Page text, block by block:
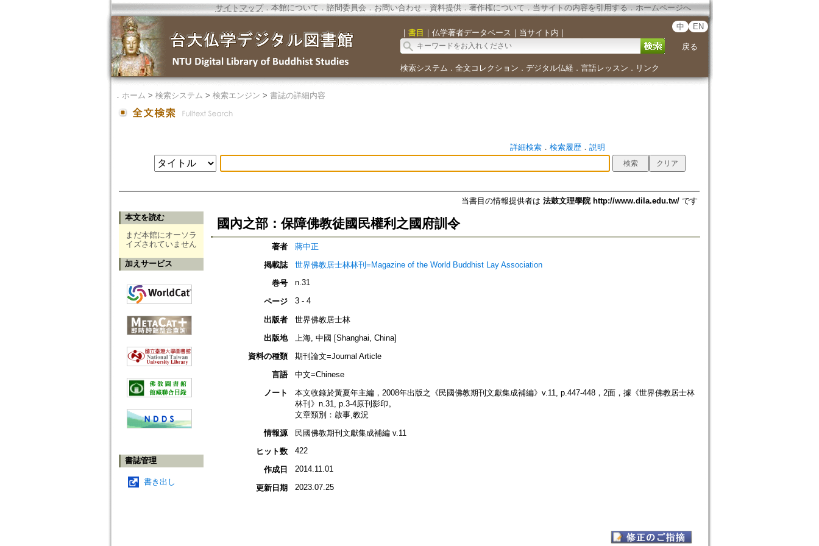
サイトマップ．本館について ． 諮問委員会． お問い合わせ． 資料提供． 著作権について．当サイトの内容を引用する ． ホームページへ
｜ 書目 ｜ 仏学著者データベース ｜ 当サイト内 ｜
中 EN
戻る
検索システム ． 全文コレクション ． デジタル仏経． 言語レッスン ． リンク
． ホーム > 検索システム > 検索エンジン > 書誌の詳細内容
詳細検索． 検索履歴． 説明
当書目の情報提供者は 法鼓文理學院 http://www.dila.edu.tw/です
本文を読む
まだ本館にオーソラ
イズされていません
加えサービス
書誌管理
書き出し
國內之部：保障佛教徒國民權利之國府訓令
著者
蔣中正
掲載誌
世界佛教居士林林刊=Magazine of the World Buddhist Lay Association
巻号
n.31
ページ 3 - 4
出版者
世界佛教居士林
出版地
上海, 中國 [Shanghai, China]
資料の種類
期刊論文=Journal Article
言語
中文=Chinese
ノート
本文收錄於黃夏年主編，2008年出版之《民國佛教期刊文獻集成補編》v.11, p.447-448，2面，據《世界佛教居士林
林刊》n.31, p.3-4原刊影印。
文章類別：啟事,教況
情報源
民國佛教期刊文獻集成補編 v.11
ヒット数
422
作成日 2014.11.01
更新日期 2023.07.25